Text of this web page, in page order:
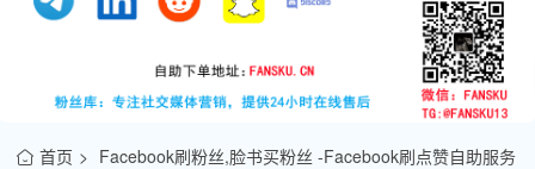
首页
Facebook刷粉丝,脸书买粉丝 -Facebook刷点赞自助服务